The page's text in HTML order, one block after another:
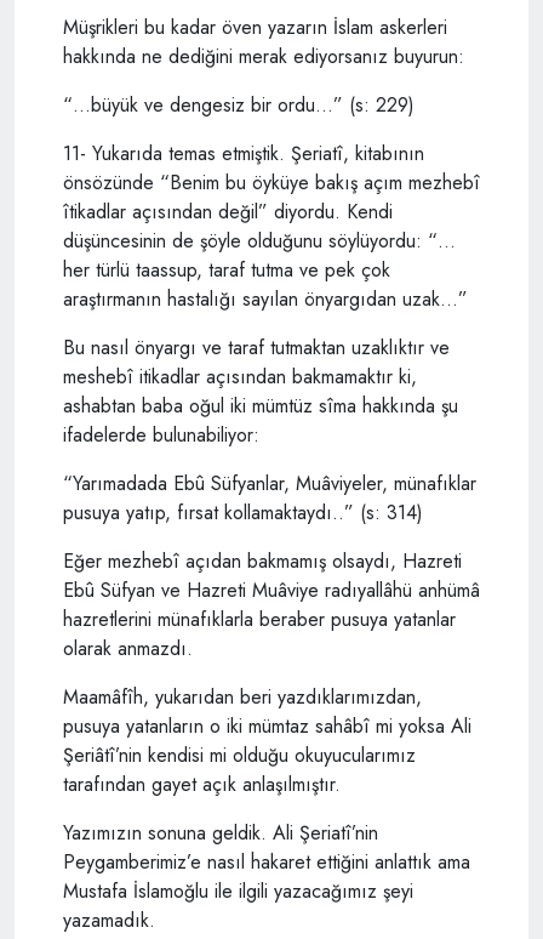
Müşrikleri bu kadar öven yazarın İslam askerleri
hakkında ne dediğini merak ediyorsanız buyurun:
“…büyük ve dengesiz bir ordu…” (s: 229)
11- Yukarıda temas etmiştik. Şeriatî, kitabının
önsözünde “Benim bu öyküye bakış açım mezhebî
îtikadlar açısından değil” diyordu. Kendi
düşüncesinin de şöyle olduğunu söylüyordu: “…
her türlü taassup, taraf tutma ve pek çok
araştırmanın hastalığı sayılan önyargıdan uzak…”
Bu nasıl önyargı ve taraf tutmaktan uzaklıktır ve
meshebî itikadlar açısından bakmamaktır ki,
ashabtan baba oğul iki mümtüz sîma hakkında şu
ifadelerde bulunabiliyor:
“Yarımadada Ebû Süfyanlar, Muâviyeler, münafıklar
pusuya yatıp, fırsat kollamaktaydı..” (s: 314)
Eğer mezhebî açıdan bakmamış olsaydı, Hazreti
Ebû Süfyan ve Hazreti Muâviye radıyallâhü anhümâ
hazretlerini münafıklarla beraber pusuya yatanlar
olarak anmazdı.
Maamâfîh, yukarıdan beri yazdıklarımızdan,
pusuya yatanların o iki mümtaz sahâbî mi yoksa Ali
Şeriâtî’nin kendisi mi olduğu okuyucularımız
tarafından gayet açık anlaşılmıştır.
Yazımızın sonuna geldik. Ali Şeriatî’nin
Peygamberimiz’e nasıl hakaret ettiğini anlattık ama
Mustafa İslamoğlu ile ilgili yazacağımız şeyi
yazamadık.